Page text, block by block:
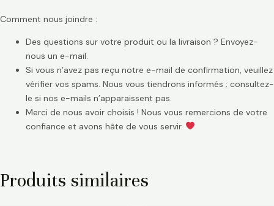
Comment nous joindre :
Des questions sur votre produit ou la livraison ? Envoyez-
nous un e-mail.
Si vous n’avez pas reçu notre e-mail de confirmation, veuillez
vérifier vos spams. Nous vous tiendrons informés ; consultez-
le si nos e-mails n’apparaissent pas.
Merci de nous avoir choisis ! Nous vous remercions de votre
confiance et avons hâte de vous servir.
Produits similaires